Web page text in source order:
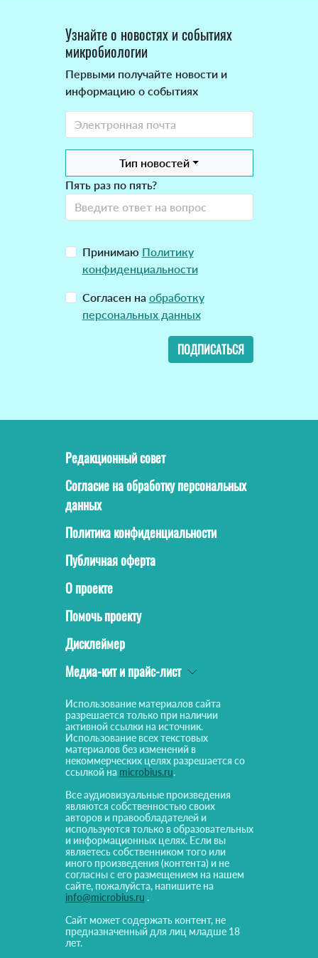
Узнайте о новостях и событиях
микробиологии
Первыми получайте новости и
информацию о событиях
Тип новостей
Пять раз по пять?
Принимаю Политику
конфиденциальности
Согласен на обработку
персональных данных
ПОДПИСАТЬСЯ
Редакционный совет
Согласие на обработку персональных
данных
Политика конфиденциальности
Публичная оферта
О проекте
Помочь проекту
Дисклеймер
Медиа-кит и прайс-лист
Использование материалов сайта
разрешается только при наличии
активной ссылки на источник.
Использование всех текстовых
материалов без изменений в
некоммерческих целях разрешается со
ссылкой на microbius.ru.
Все аудиовизуальные произведения
являются собственностью своих
авторов и правообладателей и
используются только в образовательных
и информационных целях. Если вы
являетесь собственником того или
иного произведения (контента) и не
согласны с его размещением на нашем
сайте, пожалуйста, напишите на
info@microbius.ru .
Сайт может содержать контент, не
предназначенный для лиц младше 18
лет.